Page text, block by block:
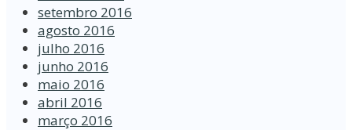
setembro 2016
agosto 2016
julho 2016
junho 2016
maio 2016
abril 2016
março 2016